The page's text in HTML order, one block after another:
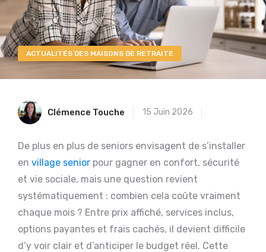
ACTUALITÉS DES MAISONS DE RETRAITE
Clémence Touche 15 Juin 2026
De plus en plus de seniors envisagent de s’installer
en village senior pour gagner en confort, sécurité
et vie sociale, mais une question revient
systématiquement : combien cela coûte vraiment
chaque mois ? Entre prix affiché, services inclus,
options payantes et frais cachés, il devient difficile
d’y voir clair et d’anticiper le budget réel. Cette